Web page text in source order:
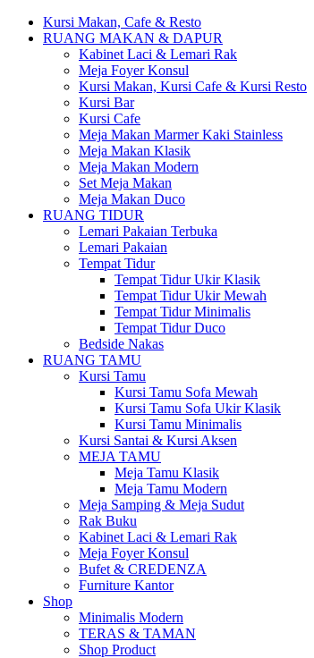
Kursi Makan, Cafe & Resto
RUANG MAKAN & DAPUR
Kabinet Laci & Lemari Rak
Meja Foyer Konsul
Kursi Makan, Kursi Cafe & Kursi Resto
Kursi Bar
Kursi Cafe
Meja Makan Marmer Kaki Stainless
Meja Makan Klasik
Meja Makan Modern
Set Meja Makan
Meja Makan Duco
RUANG TIDUR
Lemari Pakaian Terbuka
Lemari Pakaian
Tempat Tidur
Tempat Tidur Ukir Klasik
Tempat Tidur Ukir Mewah
Tempat Tidur Minimalis
Tempat Tidur Duco
Bedside Nakas
RUANG TAMU
Kursi Tamu
Kursi Tamu Sofa Mewah
Kursi Tamu Sofa Ukir Klasik
Kursi Tamu Minimalis
Kursi Santai & Kursi Aksen
MEJA TAMU
Meja Tamu Klasik
Meja Tamu Modern
Meja Samping & Meja Sudut
Rak Buku
Kabinet Laci & Lemari Rak
Meja Foyer Konsul
Bufet & CREDENZA
Furniture Kantor
Shop
Minimalis Modern
TERAS & TAMAN
Shop Product